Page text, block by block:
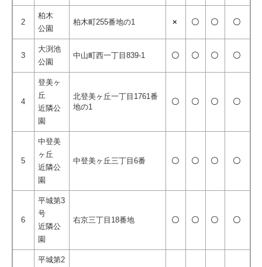
2
柏木
公園
柏木町255番地の1 × 〇 〇 〇
3
大渕池
公園
中山町西一丁目839-1 〇 〇 〇 〇
4
登美ヶ
丘
近隣公
園
北登美ヶ丘一丁目1761番
地の1
〇 〇 〇 〇
5
中登美
ヶ丘
近隣公
園
中登美ヶ丘三丁目6番 〇 〇 〇 〇
6
平城第3
号
近隣公
園
右京三丁目18番地 〇 〇 〇 〇
平城第2